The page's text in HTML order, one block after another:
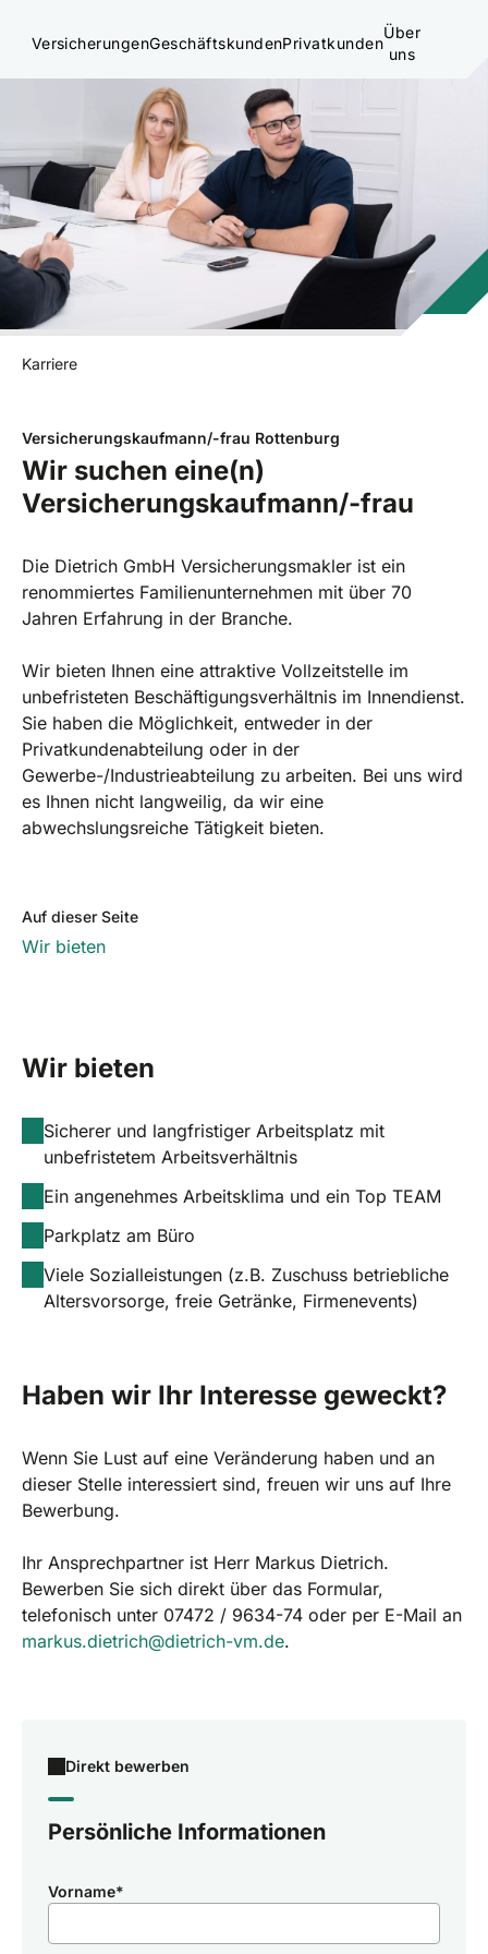
VersicherungenGeschäftskundenPrivatkunden
Über
uns
Karriere
Versicherungskaufmann/-frau Rottenburg
Wir suchen eine(n)
Versicherungskaufmann/-frau
Die Dietrich GmbH Versicherungsmakler ist ein
renommiertes Familienunternehmen mit über 70
Jahren Erfahrung in der Branche.
Wir bieten Ihnen eine attraktive Vollzeitstelle im
unbefristeten Beschäftigungsverhältnis im Innendienst.
Sie haben die Möglichkeit, entweder in der
Privatkundenabteilung oder in der
Gewerbe-/Industrieabteilung zu arbeiten. Bei uns wird
es Ihnen nicht langweilig, da wir eine
abwechslungsreiche Tätigkeit bieten.
Auf dieser Seite
Wir bieten
Wir bieten
Sicherer und langfristiger Arbeitsplatz mit
unbefristetem Arbeitsverhältnis
Ein angenehmes Arbeitsklima und ein Top TEAM
Parkplatz am Büro
Viele Sozialleistungen (z.B. Zuschuss betriebliche
Altersvorsorge, freie Getränke, Firmenevents)
Haben wir Ihr Interesse geweckt?
Wenn Sie Lust auf eine Veränderung haben und an
dieser Stelle interessiert sind, freuen wir uns auf Ihre
Bewerbung.
Ihr Ansprechpartner ist Herr Markus Dietrich.
Bewerben Sie sich direkt über das Formular,
telefonisch unter 07472 / 9634-74 oder per E-Mail an
markus.dietrich@dietrich-vm.de.
Direkt bewerben
Persönliche Informationen
Vorname*